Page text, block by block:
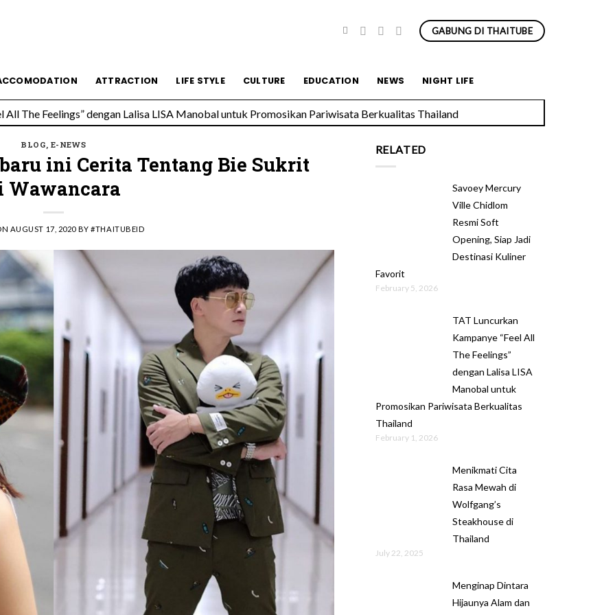
GABUNG DI THAITUBE
ATTRACTION LIFE STYLE CULTURE EDUCATION NEWS NIGHT LIFE
Steakhouse di Thailand
BLOG, E-NEWS
ini Cerita Tentang Bie Sukrit
Wawancara
AUGUST 17, 2020 BY#THAITUBEID
RELATED
Savoey Mercury
Ville Chidlom
Resmi Soft
Opening, Siap Jadi
Destinasi Kuliner
Favorit
February 5, 2026
TAT Luncurkan
Kampanye “Feel All
The Feelings”
dengan Lalisa LISA
Manobal untuk
Promosikan Pariwisata Berkualitas
Thailand
February 1, 2026
Menikmati Cita
Rasa Mewah di
Wolfgang’s
Steakhouse di
Thailand
July 22, 2025
Menginap Dintara
Hijaunya Alam dan